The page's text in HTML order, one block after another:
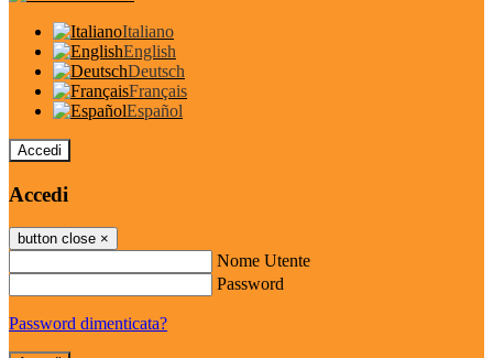
Italiano
English
Deutsch
Français
Español
Accedi
Accedi
button close ×
Nome Utente
Password
Password dimenticata?